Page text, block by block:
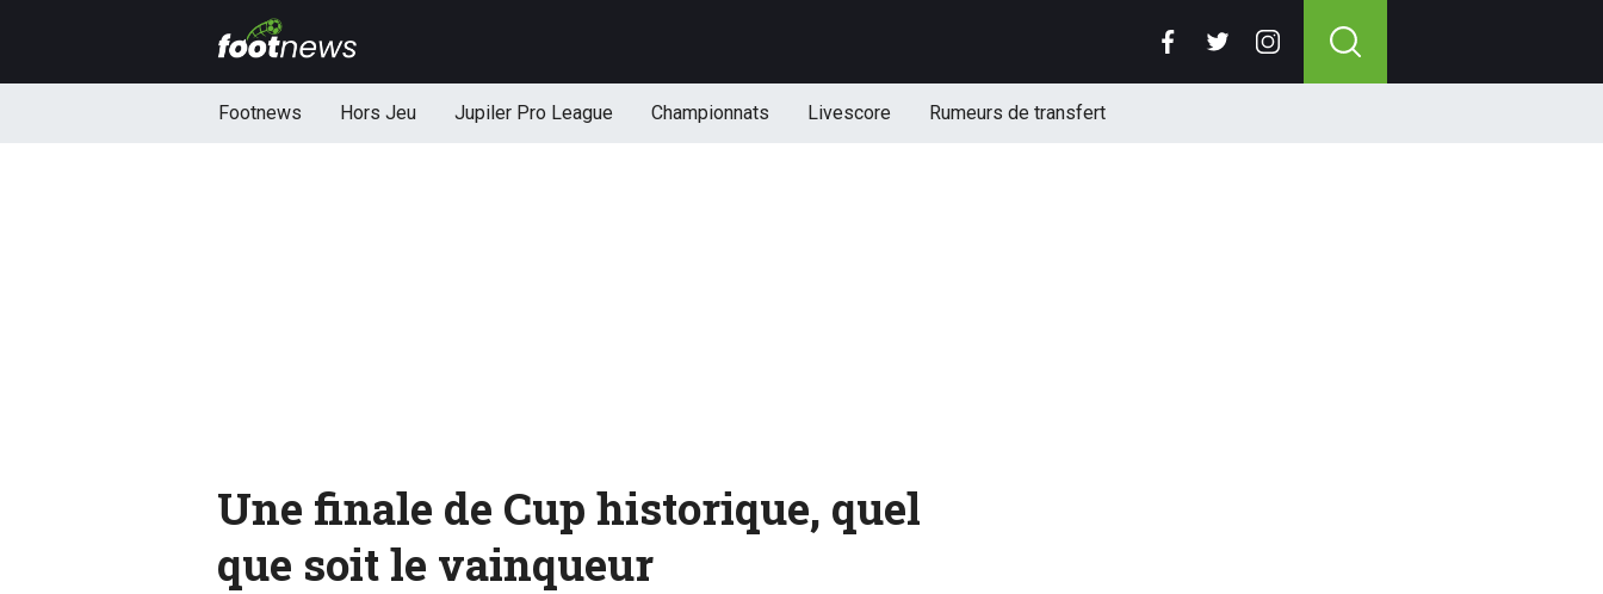
Footnews Hors Jeu Jupiler Pro League Championnats Livescore Rumeurs de transfert
Une finale de Cup historique, quel
que soit le vainqueur